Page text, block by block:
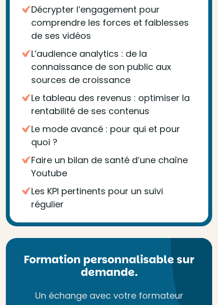
Décrypter l’engagement pour
comprendre les forces et faiblesses
de ses vidéos
L’audience analytics : de la
connaissance de son public aux
sources de croissance
Le tableau des revenus : optimiser la
rentabilité de ses contenus
Le mode avancé : pour qui et pour
quoi ?
Faire un bilan de santé d’une chaîne
Youtube
Les KPI pertinents pour un suivi
régulier
Formation personnalisable sur
demande.
Un échange avec votre formateur